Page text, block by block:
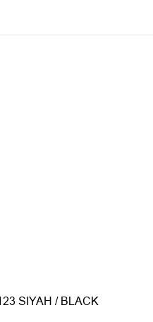
SIYAH / BLACK